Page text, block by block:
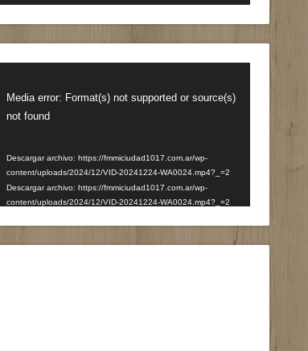
de
vídeo
Media error: Format(s) not supported or source(s)
not found
Descargar archivo: https://fmmiciudad1017.com.ar/wp-
content/uploads/2024/12/VID-20241224-WA0024.mp4?_=2
Descargar archivo: https://fmmiciudad1017.com.ar/wp-
content/uploads/2024/12/VID-20241224-WA0024.mp4?_=2